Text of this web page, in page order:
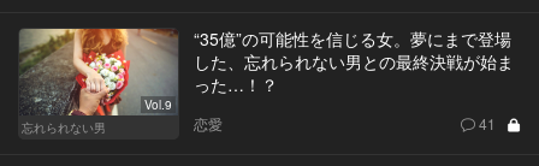
Vol.9
忘れられない男
“35億”の可能性を信じる女。夢にまで登場
した、忘れられない男との最終決戦が始ま
った…！？
恋愛 41